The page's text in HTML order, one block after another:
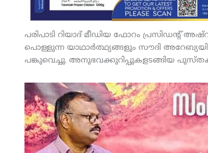
പരിപാടി റിയാദ് മീഡിയ ഫോറം പ്രസിഡന്റ്
പൊള്ളുന്ന യാഥാര്‍ത്ഥ്യങ്ങളും സൗദി
പങ്കുവെച്ചു. അനുഭവക്കുറിപ്പുകളടങ്ങിയ